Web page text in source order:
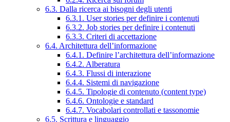
6.3. Dalla ricerca ai bisogni degli utenti
6.3.1. User stories per definire i contenuti
6.3.2. Job stories per definire i contenuti
6.3.3. Criteri di accettazione
6.4. Architettura dell’informazione
6.4.1. Definire l’architettura dell’informazione
6.4.2. Alberatura
6.4.3. Flussi di interazione
6.4.4. Sistemi di navigazione
6.4.5. Tipologie di contenuto (content type)
6.4.6. Ontologie e standard
6.4.7. Vocabolari controllati e tassonomie
6.5. Scrittura e linguaggio